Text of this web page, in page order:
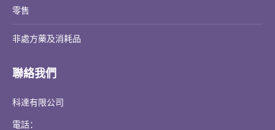
零售
非處方藥及消耗品
聯絡我們
科達有限公司
電話：